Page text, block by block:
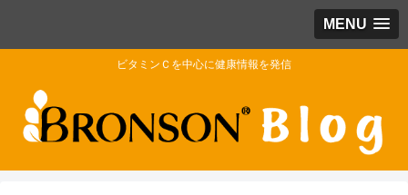
MENU
ビタミンＣを中心に健康情報を発信